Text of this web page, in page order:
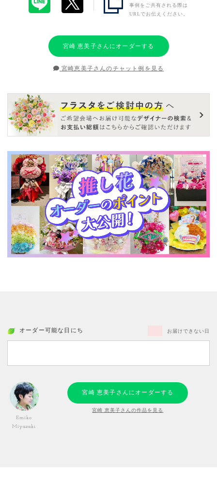
事例をご共有される際は
URLでお伝えください。
宮崎 恵美子さんにオーダーする
宮崎恵美子さんのチャット例を見る
オーダー可能な日にち お届けできない日
Emiko
Miyazaki
宮崎 恵美子さんにオーダーする
宮崎 恵美子さんの作品を見る